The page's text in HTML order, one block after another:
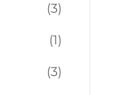
(3)
(1)
(3)